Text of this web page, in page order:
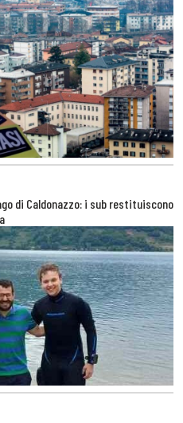
di Caldonazzo: i sub restituiscono